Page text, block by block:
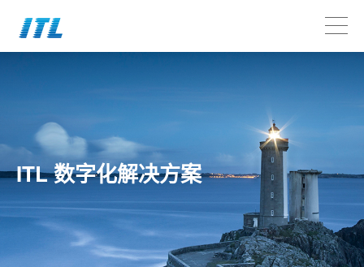
ITL 数字化解决方案